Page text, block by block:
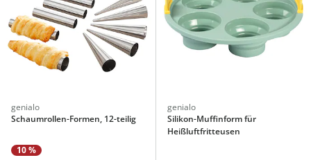
genialo
Schaumrollen-Formen, 12-teilig
10 %
genialo
Silikon-Muffinform für
Heißluftfritteusen